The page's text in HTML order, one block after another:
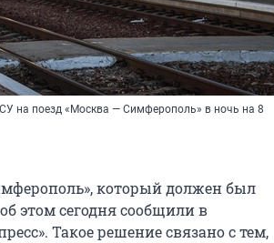
на поезд «Москва — Симферополь» в ночь на 8
который должен был
этом сегодня сообщили в
Такое решение связано с тем,